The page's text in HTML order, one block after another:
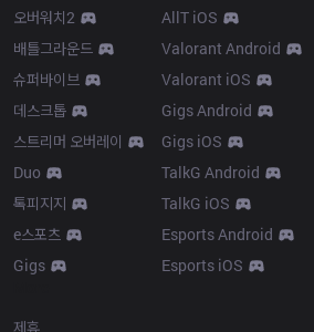
오버워치2
배틀그라운드
슈퍼바이브
데스크톱
스트리머 오버레이
Duo
톡피지지
e스포츠
Gigs
AllT iOS
Valorant Android
Valorant iOS
Gigs Android
Gigs iOS
TalkG Android
TalkG iOS
Esports Android
Esports iOS
제휴